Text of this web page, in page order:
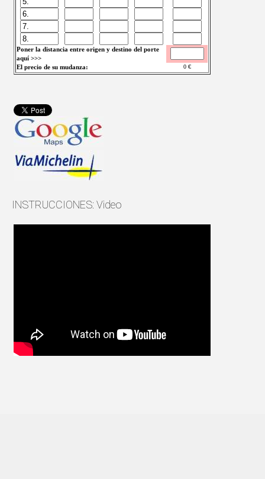
Poner la distancia entre origen y destino del porte
aquí >>>
El precio de su mudanza:
0€
INSTRUCCIONES: Video